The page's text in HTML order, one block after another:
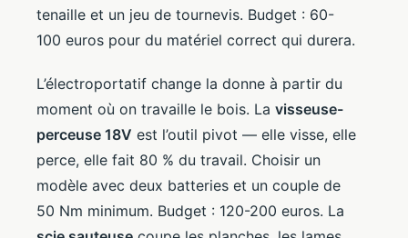
tenaille et un jeu de tournevis. Budget : 60-
100 euros pour du matériel correct qui durera.
L’électroportatif change la donne à partir du
moment où on travaille le bois. La visseuse-
perceuse 18V est l’outil pivot — elle visse, elle
perce, elle fait 80 % du travail. Choisir un
modèle avec deux batteries et un couple de
50 Nm minimum. Budget : 120-200 euros. La